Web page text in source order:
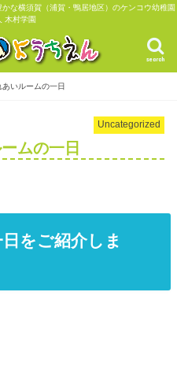
横須賀（浦賀・鴨居地区）のケンコウ幼稚園
木村学園
search
いルームの一日
Uncategorized
ムの一日
をご紹介しま